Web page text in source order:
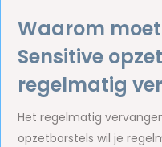
Waarom
Sensitive
regelmatig
Het regelmatig
opzetborstels wil je